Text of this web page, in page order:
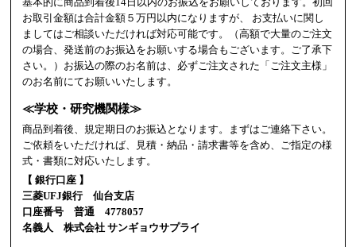
お取引金額は合計金額５万円以内になりますが、 お支払いに関し
ましてはご相談いただければ対応可能です。（高額で大量のご注文
の場合、発送前のお振込をお願いする場合もございます。ご了承下
さい。）お振込の際のお名前は、必ずご注文された「ご注文主様」
のお名前にてお願いいたします。
≪学校・研究機関様≫
商品到着後、規定期日のお振込となります。まずはご連絡下さい。
ご依頼をいただければ、見積・納品・請求書等を含め、ご指定の様
式・書類に対応いたします。
【 銀行口座 】
三菱UFJ銀行 仙台支店
口座番号 普通 4778057
名義人 株式会社 サンギョウサプライ